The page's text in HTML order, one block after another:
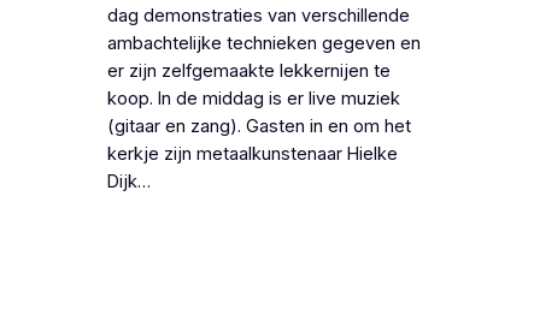
dag demonstraties van verschillende
ambachtelijke technieken gegeven en
er zijn zelfgemaakte lekkernijen te
koop. In de middag is er live muziek
(gitaar en zang). Gasten in en om het
kerkje zijn metaalkunstenaar Hielke
Dijk…